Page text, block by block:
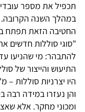
במהלך השנה הקרובה.
החטיבה הזאת תפתח
"סוגי סוללות חדשים
להתבהר: מי שהניעו
התיעוש והייצור של
והן נעזרו במידה רבה
ומכוני מחקר. אלא